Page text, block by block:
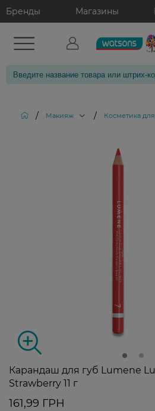
Бренды Магазины
/ Макияж / Косметика
Карандаш для губ Lumene
Strawberry 11 г
161,99 ГРН